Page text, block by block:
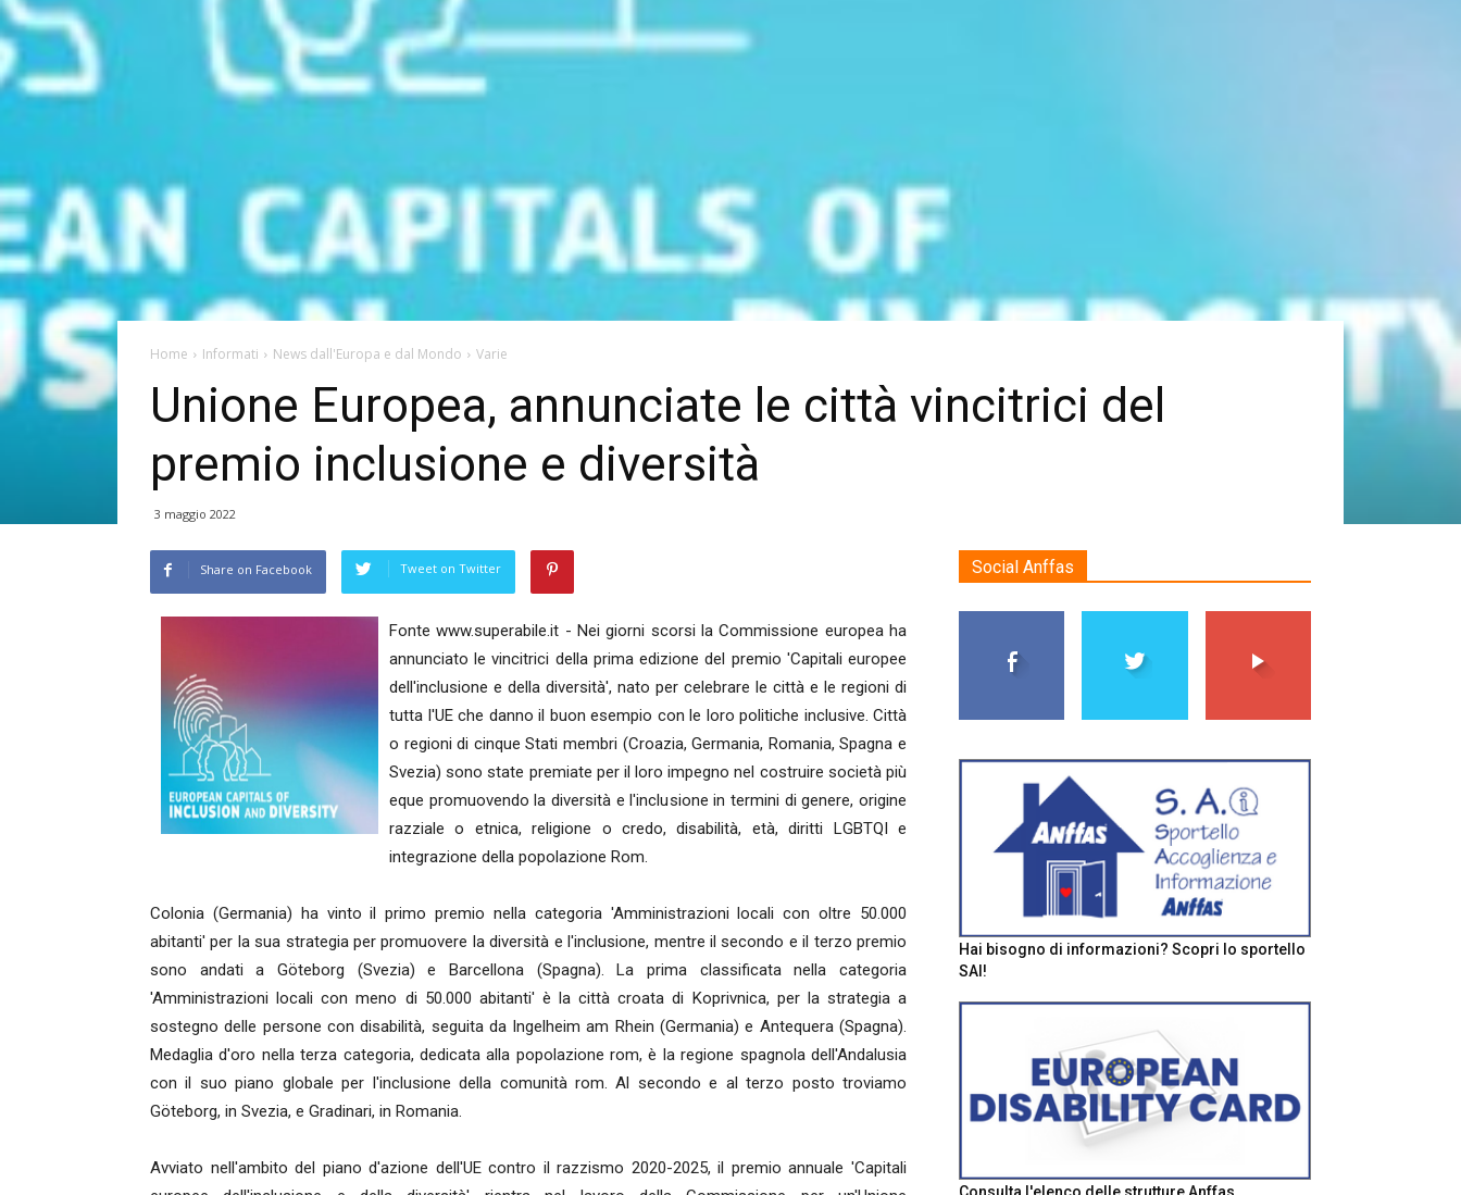
Home Informati News dall'Europa e dal Mondo Varie
Unione Europea, annunciate le città vincitrici del
premio inclusione e diversità
3 maggio 2022
Share on Facebook Tweet on Twitter
Fonte www.superabile.it - Nei giorni scorsi la Commissione europea ha
annunciato le vincitrici della prima edizione del premio 'Capitali europee
dell'inclusione e della diversità', nato per celebrare le città e le regioni di
tutta l'UE che danno il buon esempio con le loro politiche inclusive. Città
o regioni di cinque Stati membri (Croazia, Germania, Romania, Spagna e
Svezia) sono state premiate per il loro impegno nel costruire società più
eque promuovendo la diversità e l'inclusione in termini di genere, origine
razziale o etnica, religione o credo, disabilità, età, diritti LGBTQI e
integrazione della popolazione Rom.
Colonia (Germania) ha vinto il primo premio nella categoria 'Amministrazioni locali con oltre 50.000
abitanti' per la sua strategia per promuovere la diversità e l'inclusione, mentre il secondo e il terzo premio
sono andati a Göteborg (Svezia) e Barcellona (Spagna). La prima classificata nella categoria
'Amministrazioni locali con meno di 50.000 abitanti' è la città croata di Koprivnica, per la strategia a
sostegno delle persone con disabilità, seguita da Ingelheim am Rhein (Germania) e Antequera (Spagna).
Medaglia d'oro nella terza categoria, dedicata alla popolazione rom, è la regione spagnola dell'Andalusia
con il suo piano globale per l'inclusione della comunità rom. Al secondo e al terzo posto troviamo
Göteborg, in Svezia, e Gradinari, in Romania.
Avviato nell'ambito del piano d'azione dell'UE contro il razzismo 2020-2025, il premio annuale 'Capitali
Social Anffas
Hai bisogno di informazioni? Scopri lo sportello
SAI!
Consulta l'elenco delle strutture Anffas